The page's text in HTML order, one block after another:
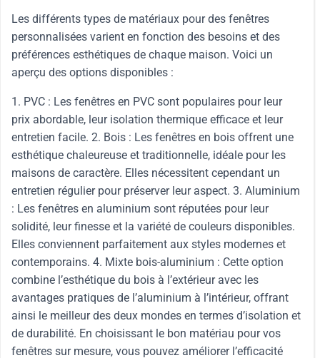
Les différents types de matériaux pour des fenêtres
personnalisées varient en fonction des besoins et des
préférences esthétiques de chaque maison. Voici un
aperçu des options disponibles :
1. PVC : Les fenêtres en PVC sont populaires pour leur
prix abordable, leur isolation thermique efficace et leur
entretien facile. 2. Bois : Les fenêtres en bois offrent une
esthétique chaleureuse et traditionnelle, idéale pour les
maisons de caractère. Elles nécessitent cependant un
entretien régulier pour préserver leur aspect. 3. Aluminium
: Les fenêtres en aluminium sont réputées pour leur
solidité, leur finesse et la variété de couleurs disponibles.
Elles conviennent parfaitement aux styles modernes et
contemporains. 4. Mixte bois-aluminium : Cette option
combine l’esthétique du bois à l’extérieur avec les
avantages pratiques de l’aluminium à l’intérieur, offrant
ainsi le meilleur des deux mondes en termes d’isolation et
de durabilité. En choisissant le bon matériau pour vos
fenêtres sur mesure, vous pouvez améliorer l’efficacité